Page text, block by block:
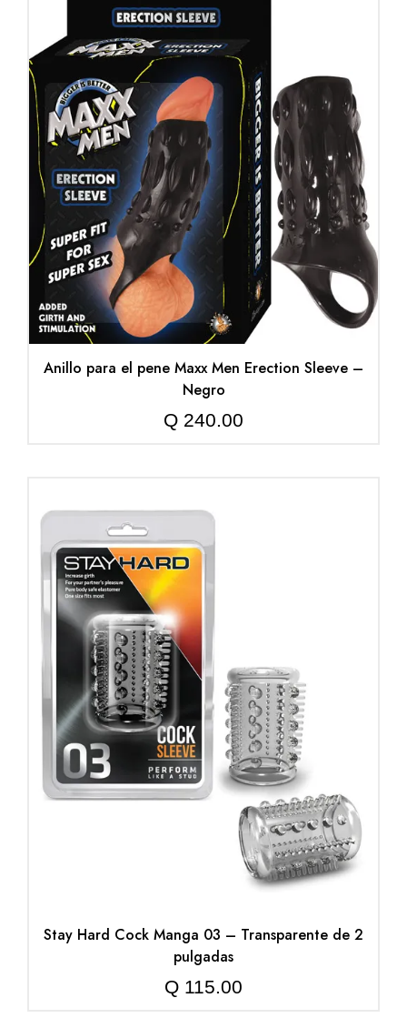
Anillo para el pene Maxx Men Erection Sleeve –
Negro
Q 240.00
Stay Hard Cock Manga 03 – Transparente de 2
pulgadas
Q 115.00